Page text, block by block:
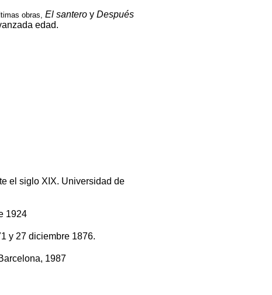
obras, El santero y Después
edad.
el siglo XIX. Universidad de
1924
y 27 diciembre 1876.
1987